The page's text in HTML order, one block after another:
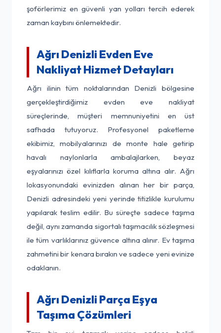
şoförlerimiz en güvenli yan yolları tercih ederek
zaman kaybını önlemektedir.
Ağrı Denizli Evden Eve
Nakliyat Hizmet Detayları
Ağrı ilinin tüm noktalarından Denizli bölgesine
gerçekleştirdiğimiz evden eve nakliyat
süreçlerinde, müşteri memnuniyetini en üst
safhada tutuyoruz. Profesyonel paketleme
ekibimiz, mobilyalarınızı de monte hale getirip
havalı naylonlarla ambalajlarken, beyaz
eşyalarınızı özel kılıflarla koruma altına alır. Ağrı
lokasyonundaki evinizden alınan her bir parça,
Denizli adresindeki yeni yerinde titizlikle kurulumu
yapılarak teslim edilir. Bu süreçte sadece taşıma
değil, aynı zamanda sigortalı taşımacılık sözleşmesi
ile tüm varlıklarınız güvence altına alınır. Ev taşıma
zahmetini bir kenara bırakın ve sadece yeni evinize
odaklanın.
Ağrı Denizli Parça Eşya
Taşıma Çözümleri